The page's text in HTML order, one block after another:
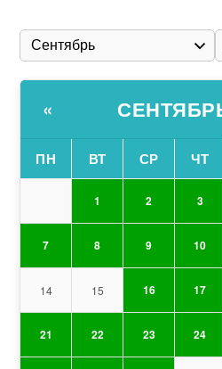
«
ПН ВТ СР ЧТ
1 2 3
7 8 9 10
14 15 16 17
21 22 23 24